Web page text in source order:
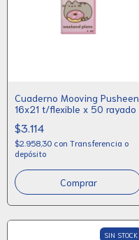
Cuaderno Mooving Pusheen
16x21 t/flexible x 50 rayado
$3.114
$2.958,30 con Transferencia o
depósito
SIN STOCK